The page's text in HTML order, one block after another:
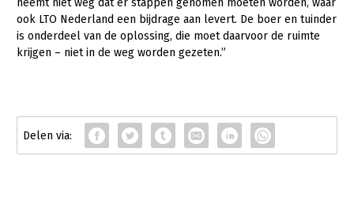
Akkerbouw
Biologische Landbouw
Fruitteelt
neemt niet weg dat er stappen genomen moeten worden, waar
ook LTO Nederland een bijdrage aan levert. De boer en tuinder
is onderdeel van de oplossing, die moet daarvoor de ruimte
krijgen – niet in de weg worden gezeten.”